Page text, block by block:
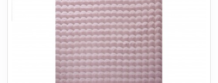
SPAR PENGE PÅ UDVALGTE VARER